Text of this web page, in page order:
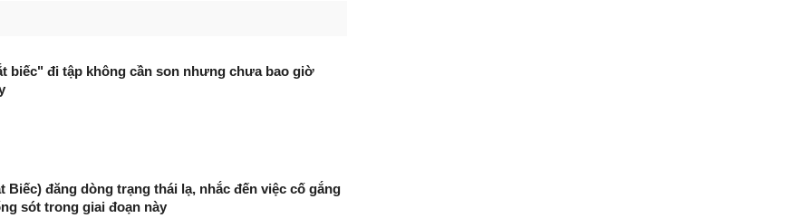
biếc" đi tập không cần son nhưng chưa bao giờ
Biếc) đăng dòng trạng thái lạ, nhắc đến việc cố gắng
sót trong giai đoạn này